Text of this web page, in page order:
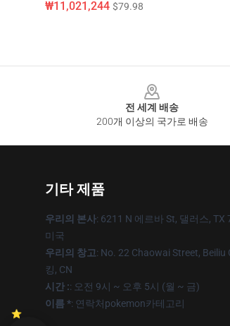
₩11,021,244 $79.98
전 세계 배송
200개 이상의 국가로 배송
기타 제품
우리의 본사: 6211 N 에르바 St, 댈러스, TX
미국
우리의 창고: No. 22 Chaowai Street, Beiliu
킹, CN
시간 :: 오전 9시 ~ 오후 5시 (월 ~ 금)
이름 *: 연락처pokemon카테고리